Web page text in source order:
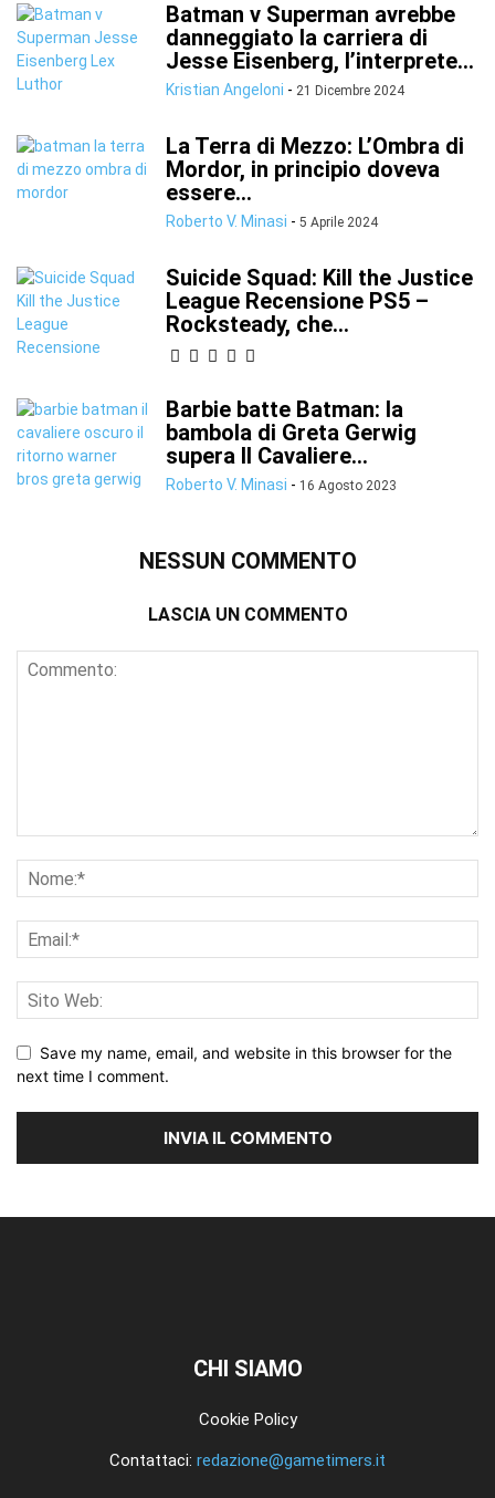
Batman v Superman avrebbe
danneggiato la carriera di
Jesse Eisenberg, l’interprete...
Kristian Angeloni - 21 Dicembre 2024
La Terra di Mezzo: L’Ombra di
Mordor, in principio doveva
essere...
Roberto V. Minasi - 5 Aprile 2024
Suicide Squad: Kill the Justice
League Recensione PS5 –
Rocksteady, che...
Barbie batte Batman: la
bambola di Greta Gerwig
supera Il Cavaliere...
Roberto V. Minasi - 16 Agosto 2023
NESSUN COMMENTO
LASCIA UN COMMENTO
Save my name, email, and website in this browser for the
next time I comment.
CHI SIAMO
Cookie Policy
Contattaci: redazione@gametimers.it